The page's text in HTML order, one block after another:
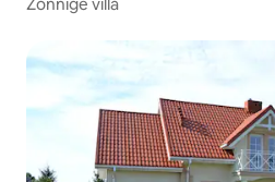
Zonnige villa